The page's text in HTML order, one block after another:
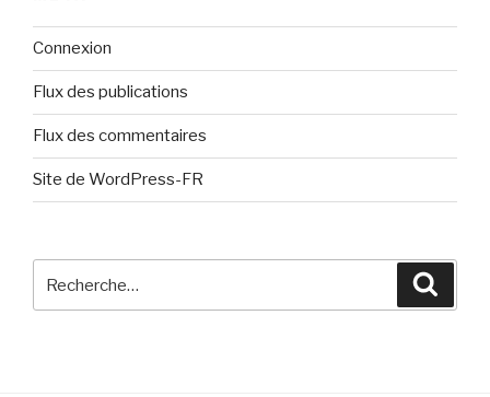
Connexion
Flux des publications
Flux des commentaires
Site de WordPress-FR
pour